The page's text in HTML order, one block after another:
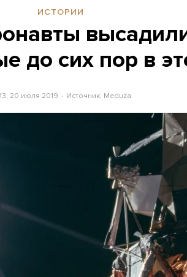
ИСТОРИИ
до сих пор в
20 июля 2019 Источник: Meduza